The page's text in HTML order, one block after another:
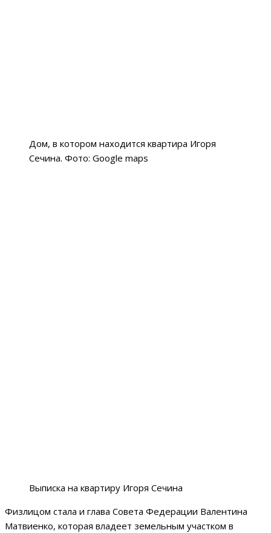
Дом, в котором находится квартира Игоря
Сечина. Фото: Google maps
Выписка на квартиру Игоря Сечина
Физлицом стала и глава Совета Федерации Валентина
Матвиенко, которая владеет земельным участком в